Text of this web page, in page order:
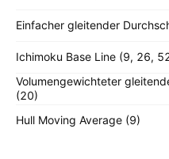
Einfacher gleitender
Ichimoku Base Line (9, 26,
Volumengewichteter
(20)
Hull Moving Average (9)